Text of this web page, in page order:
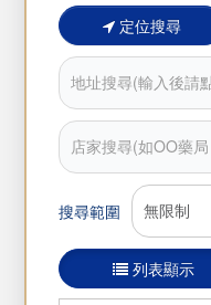
定位搜尋
搜尋範圍
列表顯示